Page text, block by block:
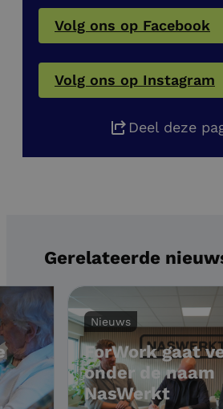
Volg ons op Facebook
Volg ons op Instagram
Deel deze
Gerelateerde
Nieuws
ForWork gaat
onder de naam
NasWerkt